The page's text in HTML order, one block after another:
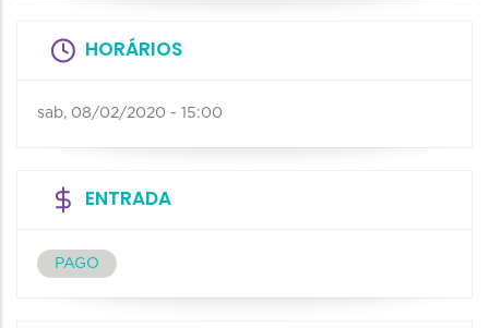
HORÁRIOS
sab, 08/02/2020 - 15:00
ENTRADA
PAGO